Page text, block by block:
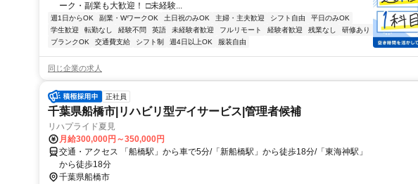
ーク・副業も大歓迎！ □未経験...
週1日からOK 副業・WワークOK 土日祝のみOK 主婦・主夫歓迎 シフト自由
平日のみOK
学生歓迎
転勤なし 経験不問 英語 未経験者歓迎 フルリモート 経験者歓迎 残業なし
研修あり
ブランクOK
交通費支給 シフト制 週4日以上OK 服装自由
同じ企業の求人
正社員
千葉県船橋市|リハビリ型デイサービス|管理者候補
リハプライド夏見
月給300,000円～350,000円
交通・アクセス 「船橋駅」から車で5分/「新船橋駅」から徒歩18分/「東海神駅」
から徒歩18分
千葉県船橋市